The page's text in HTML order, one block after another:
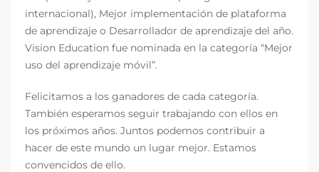
internacional), Mejor implementación de plataforma
de aprendizaje o Desarrollador de aprendizaje del año.
Vision Education fue nominada en la categoría “Mejor
uso del aprendizaje móvil”.
Felicitamos a los ganadores de cada categoría.
También esperamos seguir trabajando con ellos en
los próximos años. Juntos podemos contribuir a
hacer de este mundo un lugar mejor. Estamos
convencidos de ello.